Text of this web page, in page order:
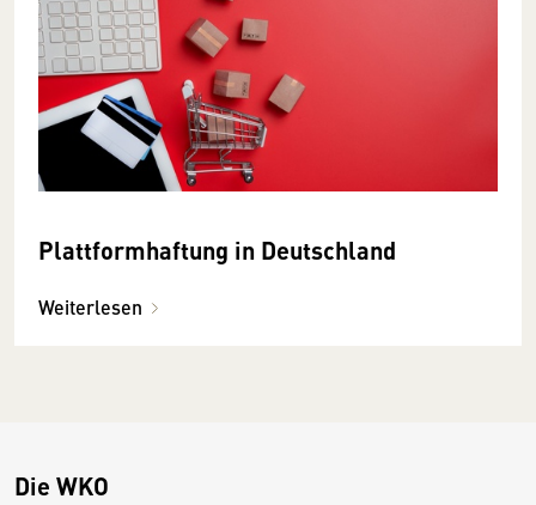
Plattformhaftung in Deutschland
Weiterlesen
Die WKO